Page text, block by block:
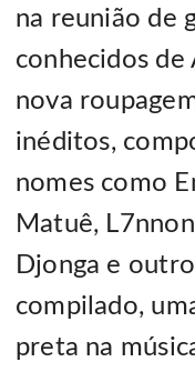
na reunião de
conhecidos de
nova
inéditos,
nomes como
Matuê,
Djonga e
compilado,
preta na